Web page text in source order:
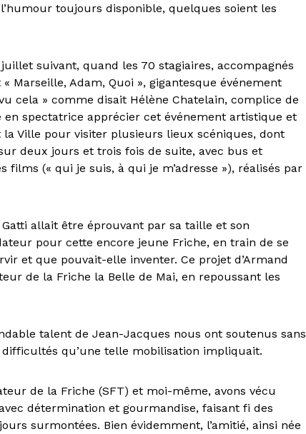
toujours disponible, quelques soient les
juillet suivant, quand les 70 stagiaires, accompagnés
Marseille, Adam, Quoi », gigantesque événement
cela » comme disait Hélène Chatelain, complice de
en spectatrice apprécier cet événement artistique et
Ville pour visiter plusieurs lieux scéniques, dont
deux jours et trois fois de suite, avec bus et
films (« qui je suis, à qui je m’adresse »), réalisés par
allait être éprouvant par sa taille et son
pour cette encore jeune Friche, en train de se
et que pouvait-elle inventer. Ce projet d’Armand
de la Friche la Belle de Mai, en repoussant les
talent de Jean-Jacques nous ont soutenus sans
qu’une telle mobilisation impliquait.
de la Friche (SFT) et moi-même, avons vécu
détermination et gourmandise, faisant fi des
surmontées. Bien évidemment, l’amitié, ainsi née